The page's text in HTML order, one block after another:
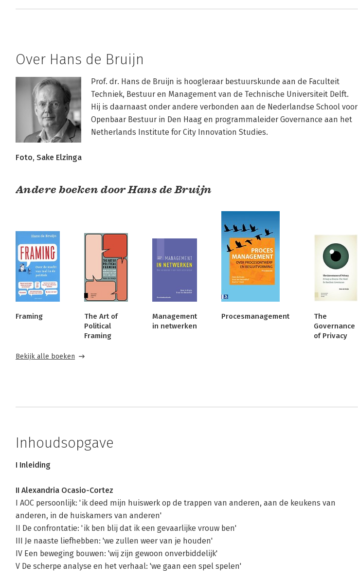
Over Hans de Bruijn
Prof. dr. Hans de Bruijn is hoogleraar bestuurskunde aan de Faculteit
Techniek, Bestuur en Management van de Technische Universiteit Delft.
Hij is daarnaast onder andere verbonden aan de Nederlandse School voor
Openbaar Bestuur in Den Haag en programmaleider Governance aan het
Netherlands Institute for City Innovation Studies.
Foto, Sake Elzinga
Andere boeken door Hans de Bruijn
Framing
The Art of
Political
Framing
Management
in netwerken
Procesmanagement
The
Governance
of Privacy
Bekijk alle boeken
Inhoudsopgave
I Inleiding
II Alexandria Ocasio-Cortez
I AOC persoonlijk: 'ik deed mijn huiswerk op de trappen van anderen, aan de keukens van
anderen, in de huiskamers van anderen'
II De confrontatie: 'ik ben blij dat ik een gevaarlijke vrouw ben'
III Je naaste liefhebben: 'we zullen weer van je houden'
IV Een beweging bouwen: 'wij zijn gewoon onverbiddelijk'
V De scherpe analyse en het verhaal: 'we gaan een spel spelen'